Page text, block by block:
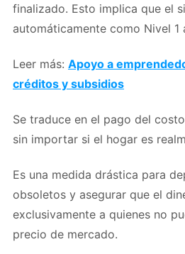
finalizado. Esto implica que el
automáticamente como Nivel 1
Leer más: Apoyo a
créditos y subsidios
Se traduce en el pago del
sin importar si el hogar es
Es una medida drástica para
obsoletos y asegurar que el
exclusivamente a quienes no
precio de mercado.